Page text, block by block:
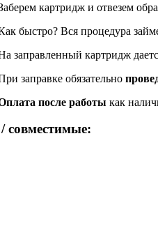
картридж и отвезем
быстро? Вся процедура
заправленный картридж
заправке обязательно
после работы как
совместимые: